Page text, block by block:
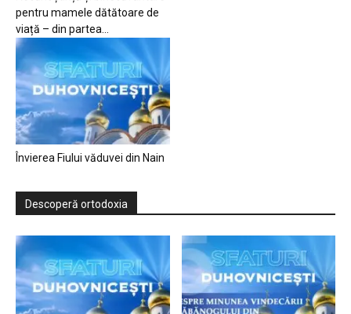
pentru mamele dătătoare de
viață – din partea...
Învierea Fiului văduvei din Nain
Descoperă ortodoxia